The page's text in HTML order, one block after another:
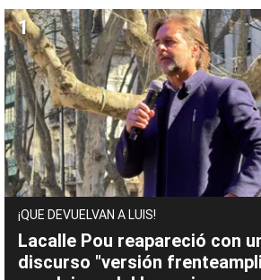
¡QUE DEVUELVAN A LUIS!
Lacalle Pou reapareció con
discurso "versión